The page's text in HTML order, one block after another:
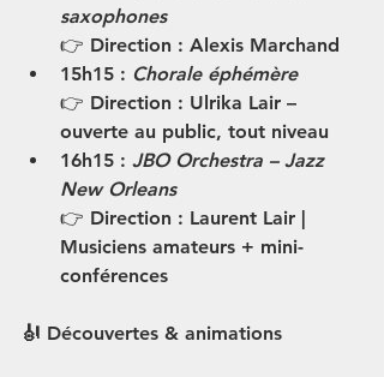
saxophones
👉 Direction : Alexis Marchand
15h15 : Chorale éphémère
👉 Direction : Ulrika Lair –
ouverte au public, tout niveau
16h15 : JBO Orchestra – Jazz
New Orleans
👉 Direction : Laurent Lair |
Musiciens amateurs + mini-
conférences
🎻 Découvertes & animations